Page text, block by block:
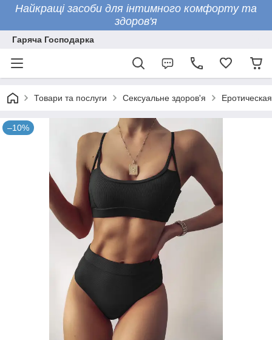
Найкращі засоби для інтимного комфорту та
здоров'я
Гаряча Господарка
Товари та послуги Сексуальне здоров'я
–10%